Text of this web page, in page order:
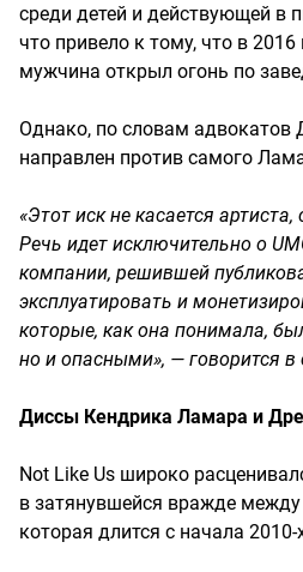
среди детей и действующей в
что привело к тому, что в
мужчина открыл огонь по
Однако, по словам адвокатов
направлен против самого
«Этот иск не касается
Речь идет исключительно о
компании, решившей
эксплуатировать и
которые, как она понимала,
но и опасными», — говорится в
Диссы Кендрика Ламара и
Not Like Us широко
в затянувшейся вражде
которая длится с начала 2010-